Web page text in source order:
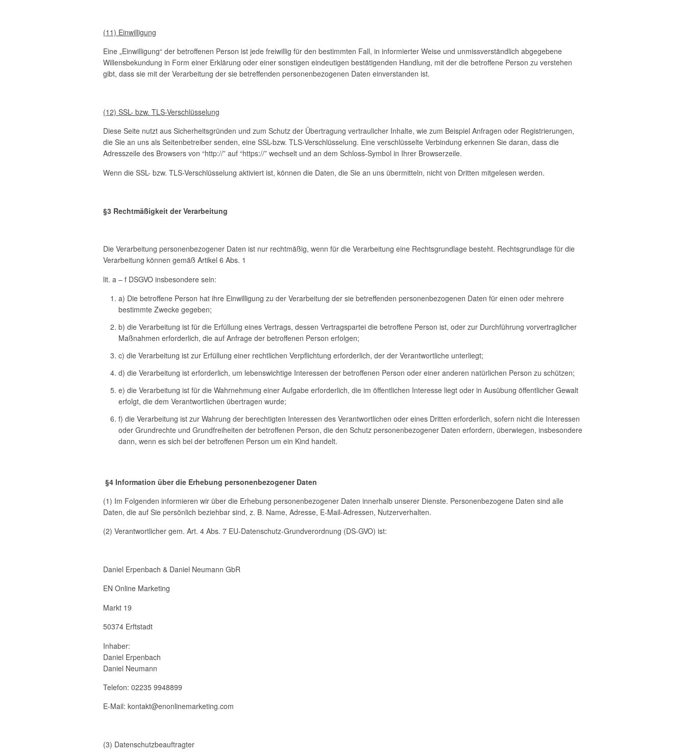
(11) Einwilligung
Eine „Einwilligung“ der betroffenen Person ist jede freiwillig für den bestimmten Fall, in informierter Weise und unmissverständlich abgegebene
Willensbekundung in Form einer Erklärung oder einer sonstigen eindeutigen bestätigenden Handlung, mit der die betroffene Person zu verstehen
gibt, dass sie mit der Verarbeitung der sie betreffenden personenbezogenen Daten einverstanden ist.
(12) SSL- bzw. TLS-Verschlüsselung
Diese Seite nutzt aus Sicherheitsgründen und zum Schutz der Übertragung vertraulicher Inhalte, wie zum Beispiel Anfragen oder Registrierungen,
die Sie an uns als Seitenbetreiber senden, eine SSL-bzw. TLS-Verschlüsselung. Eine verschlüsselte Verbindung erkennen Sie daran, dass die
Adresszeile des Browsers von “http://” auf “https://” wechselt und an dem Schloss-Symbol in Ihrer Browserzeile.
Wenn die SSL- bzw. TLS-Verschlüsselung aktiviert ist, können die Daten, die Sie an uns übermitteln, nicht von Dritten mitgelesen werden.
§3 Rechtmäßigkeit der Verarbeitung
Die Verarbeitung personenbezogener Daten ist nur rechtmäßig, wenn für die Verarbeitung eine Rechtsgrundlage besteht. Rechtsgrundlage für die
Verarbeitung können gemäß Artikel 6 Abs. 1
lit. a – f DSGVO insbesondere sein:
a) Die betroffene Person hat ihre Einwilligung zu der Verarbeitung der sie betreffenden personenbezogenen Daten für einen oder mehrere
bestimmte Zwecke gegeben;
b) die Verarbeitung ist für die Erfüllung eines Vertrags, dessen Vertragspartei die betroffene Person ist, oder zur Durchführung vorvertraglicher
Maßnahmen erforderlich, die auf Anfrage der betroffenen Person erfolgen;
c) die Verarbeitung ist zur Erfüllung einer rechtlichen Verpflichtung erforderlich, der der Verantwortliche unterliegt;
d) die Verarbeitung ist erforderlich, um lebenswichtige Interessen der betroffenen Person oder einer anderen natürlichen Person zu schützen;
e) die Verarbeitung ist für die Wahrnehmung einer Aufgabe erforderlich, die im öffentlichen Interesse liegt oder in Ausübung öffentlicher Gewalt
erfolgt, die dem Verantwortlichen übertragen wurde;
f) die Verarbeitung ist zur Wahrung der berechtigten Interessen des Verantwortlichen oder eines Dritten erforderlich, sofern nicht die Interessen
oder Grundrechte und Grundfreiheiten der betroffenen Person, die den Schutz personenbezogener Daten erfordern, überwiegen, insbesondere
dann, wenn es sich bei der betroffenen Person um ein Kind handelt.
§4 Information über die Erhebung personenbezogener Daten
(1) Im Folgenden informieren wir über die Erhebung personenbezogener Daten innerhalb unserer Dienste. Personenbezogene Daten sind alle
Daten, die auf Sie persönlich beziehbar sind, z. B. Name, Adresse, E-Mail-Adressen, Nutzerverhalten.
(2) Verantwortlicher gem. Art. 4 Abs. 7 EU-Datenschutz-Grundverordnung (DS-GVO) ist:
Daniel Erpenbach & Daniel Neumann GbR
EN Online Marketing
Markt 19
50374 Erftstadt
Inhaber:
Daniel Erpenbach
Daniel Neumann
Telefon: 02235 9948899
E-Mail: kontakt@enonlinemarketing.com
(3) Datenschutzbeauftragter